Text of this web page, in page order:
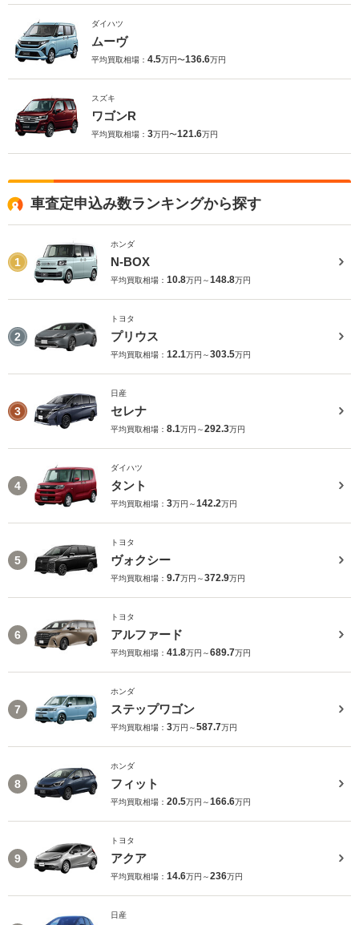
ダイハツ
ムーヴ
平均買取相場： 4.5万円〜136.6万円
スズキ
ワゴンR
平均買取相場： 3万円〜121.6万円
車査定申込み数ランキングから探す
1
ホンダ
N-BOX
平均買取相場： 10.8万円～148.8万円
2
トヨタ
プリウス
平均買取相場： 12.1万円～303.5万円
3
日産
セレナ
平均買取相場： 8.1万円～292.3万円
4
ダイハツ
タント
平均買取相場： 3万円～142.2万円
5
トヨタ
ヴォクシー
平均買取相場： 9.7万円～372.9万円
6
トヨタ
アルファード
平均買取相場： 41.8万円～689.7万円
7
ホンダ
ステップワゴン
平均買取相場： 3万円～587.7万円
8
ホンダ
フィット
平均買取相場： 20.5万円～166.6万円
9
トヨタ
アクア
平均買取相場： 14.6万円～236万円
日産